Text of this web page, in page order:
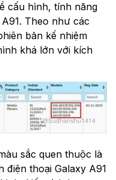
cấu hình, tính năng
Theo như các
bản kế nhiệm
khá lớn với kích
sắc quen thuộc là
điện thoại Galaxy A91